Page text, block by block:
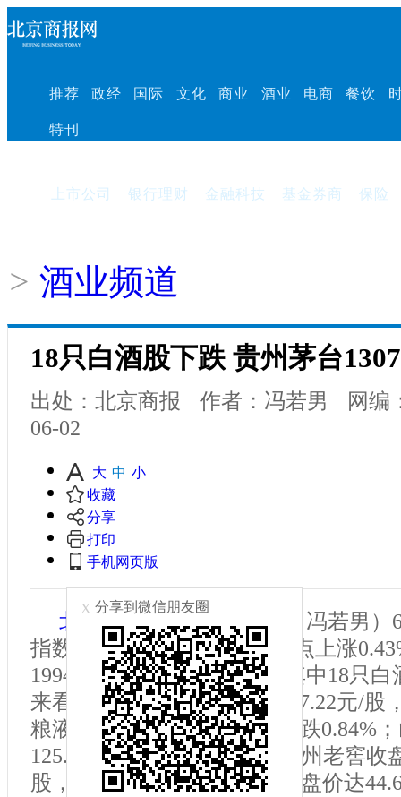
推荐 政经 国际 文化 商业 酒业 电商 餐饮
特刊
上市公司 银行理财 金融科技 基金券商 保险
> 酒业频道
18只白酒股下跌 贵州茅台
出处：北京商报 作者：冯若男
网编
06-02
大 中 小
收藏
分享
打印
手机网页版
X 分享到微信朋友圈
北京商报讯（记者 刘一博 冯若男）
指数集体上涨，沪指4075.10点上涨
1994.11点收盘下降1.39%，其中18只
来看，贵州茅台收盘价达1307.22元/股
粮液收盘价达82.71元/股，下跌0.84%
125.70元/股，下跌1.90%；泸州老窖收
股，下跌2.10%；洋河股份收盘价达